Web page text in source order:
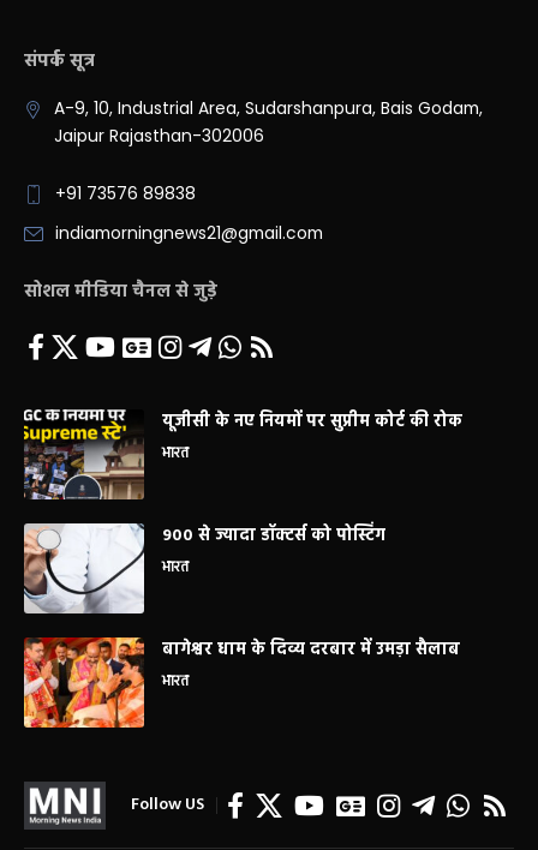
संपर्क सूत्र
A-9, 10, Industrial Area, Sudarshanpura, Bais Godam,
Jaipur Rajasthan-302006
+91 73576 89838
indiamorningnews21@gmail.com
सोशल मीडिया चैनल से जुड़े
यूजीसी के नए नियमों पर सुप्रीम कोर्ट की रोक
भारत
900 से ज्यादा डॉक्टर्स को पोस्टिंग
भारत
बागेश्वर धाम के दिव्य दरबार में उमड़ा सैलाब
भारत
Follow US